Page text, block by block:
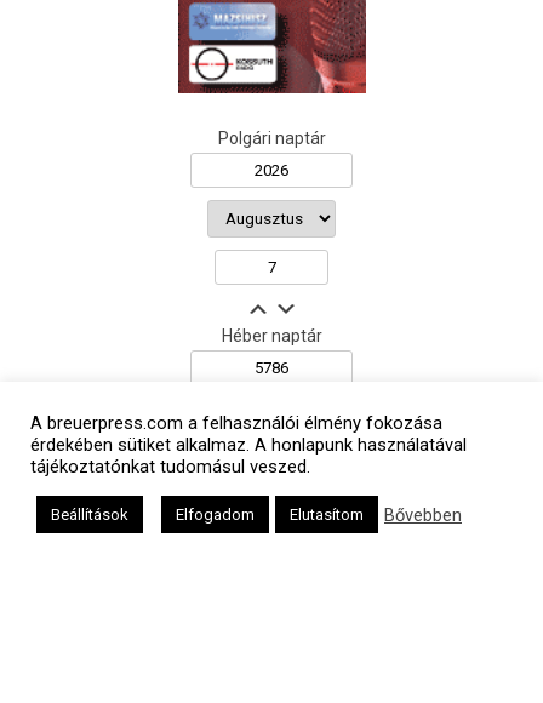
Polgári naptár
Héber naptár
אב
A breuerpress.com a felhasználói élmény fokozása
érdekében sütiket alkalmaz. A honlapunk használatával
tájékoztatónkat tudomásul veszed.
Beállítások Elfogadom Elutasítom Bővebben